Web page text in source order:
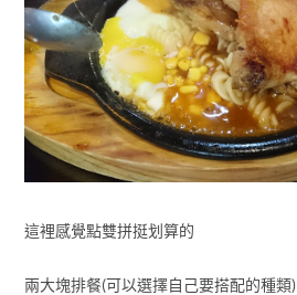
這裡感覺點雙拼挺划算的
兩大塊排餐(可以選擇自己要搭配的種類)